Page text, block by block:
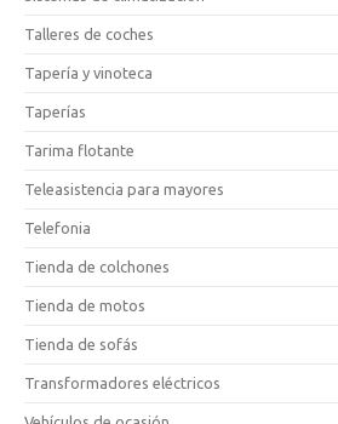
Talleres de coches
Tapería y vinoteca
Taperías
Tarima flotante
Teleasistencia para mayores
Telefonia
Tienda de colchones
Tienda de motos
Tienda de sofás
Transformadores eléctricos